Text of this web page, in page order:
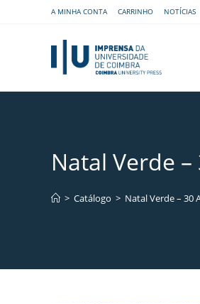
A MINHA CONTA CARRINHO NOTÍCIAS
Natal Verde –
> Catálogo > Natal Verde – 30